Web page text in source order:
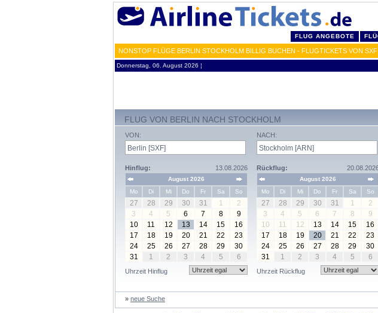
FLUG ANGEBOTE
NONSTOP FLÜGE BERLIN STOCKHOLM BILLIG BUCHEN - FLUGTICKETS VON SXF
Donnerstag, 06. August 2026 ¦
FLUG VON BERLIN NACH STOCKHOLM
VON:
Hinflug: 13.08.2026
August 2026
Mo
Di Mi Do Fr Sa So
27 28 29 30 31 1
2
3
4 5 6 7 8
9
10
11 12 13 14 15
16
17
18 19 20 21 22
23
24
25 26 27 28 29
30
31
1 2 3 4 5 6
Uhrzeit Hinflug
NACH:
Rückflug:
August 2026
Mo
Di Mi Do Fr Sa So
27 28 29 30 31 1
2
3
4 5 6 7 8
9
10
11 12 13 14 15
16
17
18 19 20 21 22
23
24
25 26 27 28 29
30
31
1 2 3 4 5 6
Uhrzeit Rückflug
» neue Suche